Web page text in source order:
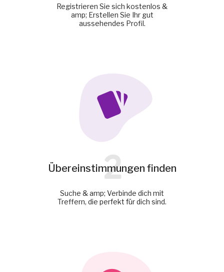
Registrieren Sie sich kostenlos &
amp; Erstellen Sie Ihr gut
aussehendes Profil.
Übereinstimmungen finden
2
Suche & amp; Verbinde dich mit
Treffern, die perfekt für dich sind.